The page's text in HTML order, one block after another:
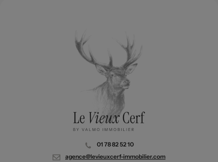
01 78 82 52 10
agence@levieuxcerf-immobilier.com